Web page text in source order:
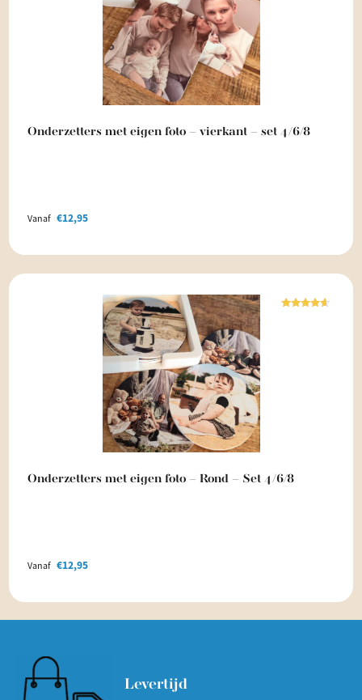
Onderzetters met eigen foto – vierkant – set 4/6/8
Vanaf €12,95
Onderzetters met eigen foto – Rond – Set 4/6/8
Vanaf €12,95
Levertijd